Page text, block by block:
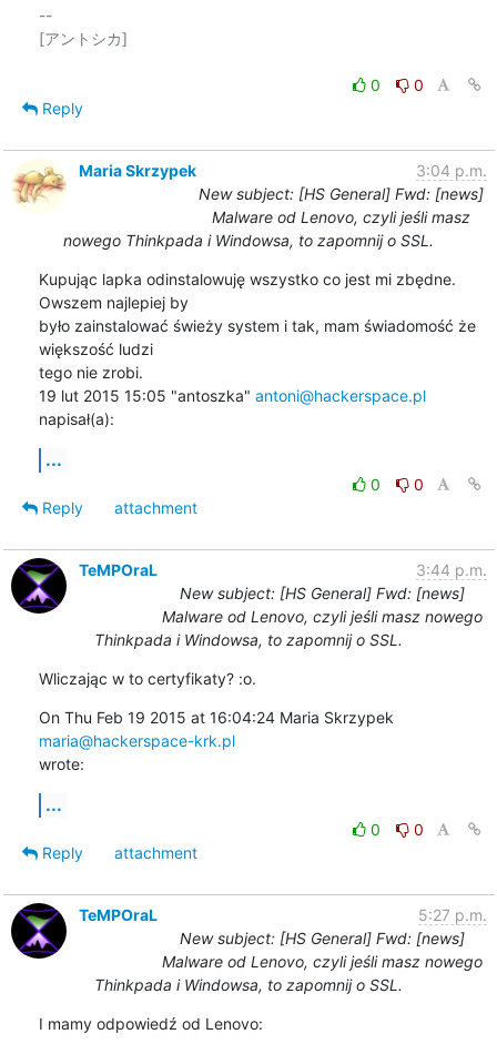
--
[アントシカ]
0
0
Reply
Maria Skrzypek
3:04 p.m.
New subject: [HS General] Fwd: [news]
Malware od Lenovo, czyli jeśli masz
nowego Thinkpada i Windowsa, to zapomnij o SSL.
Kupując lapka odinstalowuję wszystko co jest mi zbędne.
Owszem najlepiej by
było zainstalować świeży system i tak, mam świadomość że
większość ludzi
tego nie zrobi.
19 lut 2015 15:05 "antoszka" antoni@hackerspace.pl
napisał(a):
...
0
0
Reply
attachment
TeMPOraL
3:44 p.m.
New subject: [HS General] Fwd: [news]
Malware od Lenovo, czyli jeśli masz nowego
Thinkpada i Windowsa, to zapomnij o SSL.
Wliczając w to certyfikaty? :o.
maria@hackerspace-krk.pl
wrote:
...
0
0
Reply
attachment
TeMPOraL
5:27 p.m.
New subject: [HS General] Fwd: [news]
Malware od Lenovo, czyli jeśli masz nowego
Thinkpada i Windowsa, to zapomnij o SSL.
I mamy odpowiedź od Lenovo: